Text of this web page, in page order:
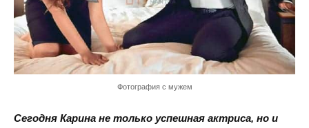
Фотография с мужем
Сегодня Карина не только успешная актриса, но и